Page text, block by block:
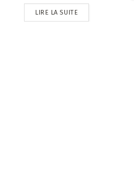
LIRE LA SUITE